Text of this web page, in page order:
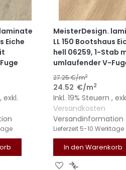
Eiche
,exkl.
MeisterDesign.
LL 150 Bootshaus
hell 06259, 1-Stab
umlaufender V-
27.25€/m2
24.52 €/m2
Inkl. 19% Steuern ,
Versandkosten
Versandinformation
Lieferzeit 5-10 Werktage
In den Warenkorb
ZURZUR